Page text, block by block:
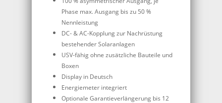
Phase max. Ausgang bis zu 50 %
Nennleistung
DC- & AC-Kopplung zur Nachrüstung
bestehender Solaranlagen
USV-fähig ohne zusätzliche Bauteile und
Boxen
Display in Deutsch
Energiemeter integriert
Optionale Garantieverlängerung bis 12